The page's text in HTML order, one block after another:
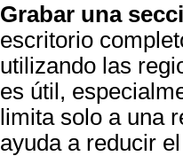
Grabar una
escritorio
utilizando las
es útil,
limita solo a una
ayuda a reducir